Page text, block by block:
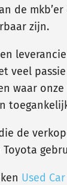
de
zijn.
veel
waar
de
Used